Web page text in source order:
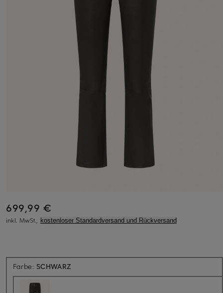
699,99 €
inkl. MwSt., kostenloser Standardversand und Rückversand
Farbe: SCHWARZ